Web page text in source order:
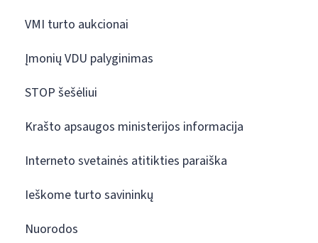
VMI turto aukcionai
Įmonių VDU palyginimas
STOP šešėliui
Krašto apsaugos ministerijos informacija
Interneto svetainės atitikties paraiška
Ieškome turto savininkų
Nuorodos